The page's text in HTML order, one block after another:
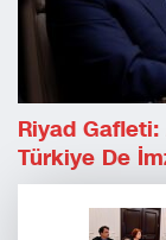
Riyad Gafleti:
Türkiye De